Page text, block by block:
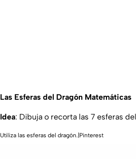
Las Esferas del Dragón Matemáticas
Idea: Dibuja o recorta las 7 esferas
Utiliza las esferas del dragón.|Pinterest